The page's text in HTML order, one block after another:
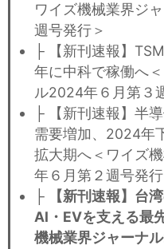
ワイズ機械業界ジ
週号発行＞
├ 【新刊速報】
年に中科で稼働へ
ル2024年６月第３
├ 【新刊速報】半
需要増加、2024年
拡大期へ＜ワイズ
年６月第２週号発行
├
【新刊速報】台
AI・EVを支える最
機械業界ジャーナ